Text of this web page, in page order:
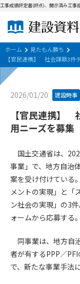
建
東
国
見
会
サ
会
会
績評定書(評点)、開示済み工事設
ホーム
見たもん勝ち
【官民連携】 社会課題3件
2026/01/20 建設時事
【官民連携】
用ニーズを募集
国土交通省は、
事業」で、地方自治
案を受け付けている
メントの実現」と「
ン社会の実現」の3
ォームから応募する
同事業は、地方自
者が有するPPP／
で、新たな事業手法
第1条（規約の目的）
会員サービスの
2. 管理者が建設資
一部を構成する
第2条（規約の変更
本規約は、会員の
あります。変更内
第4条（会員審査
会員とは、本規約